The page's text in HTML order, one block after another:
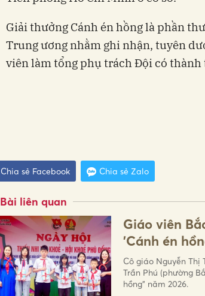
Giải thưởng Cánh én hồng là phần
Trung ương nhằm ghi nhận, tuyên
viên làm tổng phụ trách Đội có thành
Chia sẻ Facebook Chia sẻ Zalo
Bài liên quan
Giáo viên
'Cánh én
Cô giáo Nguyễn Thị
Trần Phú (phường
hồng" năm 2026.